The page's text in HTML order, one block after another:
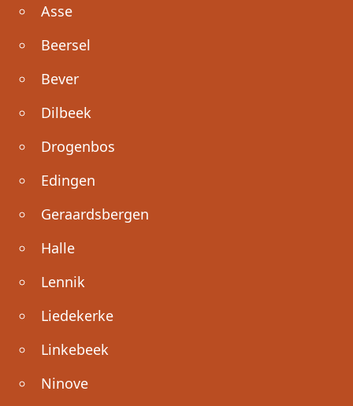
Asse
Beersel
Bever
Dilbeek
Drogenbos
Edingen
Geraardsbergen
Halle
Lennik
Liedekerke
Linkebeek
Ninove